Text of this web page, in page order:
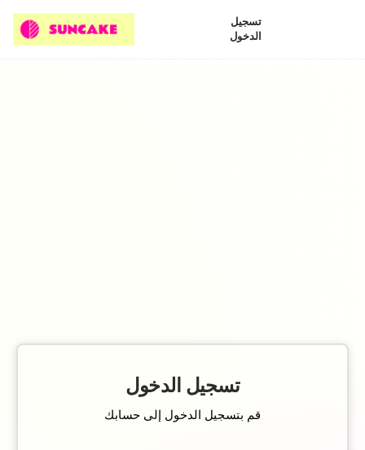
تسجيل
الدخول
تسجيل الدخول
قم بتسجيل الدخول إلى حسابك